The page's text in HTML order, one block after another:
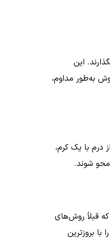
این
به‌طور مداوم،
درم با یک کرم،
شوند.
که قبلاً روش‌های
بروزترین